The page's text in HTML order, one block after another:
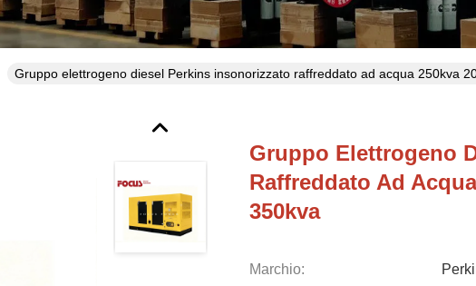
Gruppo elettrogeno diesel Perkins insonorizzato raffreddato ad acqua 250kva
Gruppo Elettrogeno
Raffreddato Ad
350kva
Marchio: